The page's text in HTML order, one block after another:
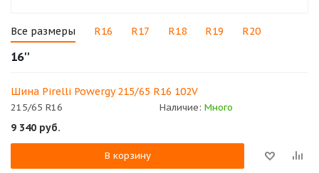
Все размеры R16 R17 R18 R19 R20
16''
Шина Pirelli Powergy 215/65 R16 102V
215/65 R16 Наличие: Много
9 340 руб.
В корзину